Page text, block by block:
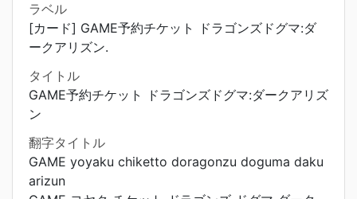
ラベル
[カード] GAME予約チケット ドラゴンズドグマ:ダ
ークアリズン.
タイトル
GAME予約チケット ドラゴンズドグマ:ダークアリズ
ン
翻字タイトル
GAME yoyaku chiketto doragonzu doguma daku
arizun